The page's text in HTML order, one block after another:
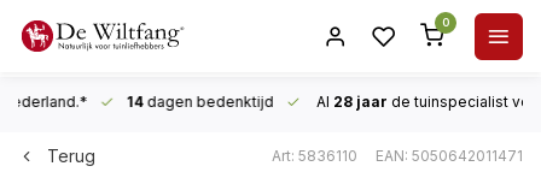
0
14dagen bedenktijd Al 28 jaar de tuinspecialist
Terug Art: 5836110 EAN: 5050642011471